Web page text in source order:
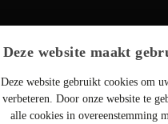
Deze website maakt
Deze website gebruikt cookies om
verbeteren. Door onze website te
alle cookies in overeenstemming